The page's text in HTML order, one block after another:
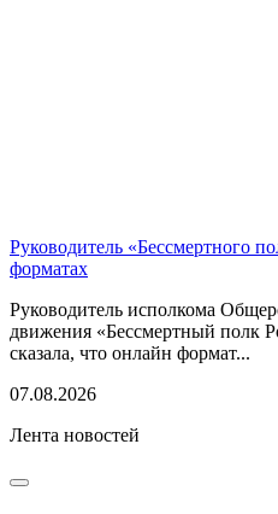
Руководитель «Бессмертного
форматах
Руководитель исполкома
движения «Бессмертный полк
сказала, что онлайн формат...
07.08.2026
Лента новостей